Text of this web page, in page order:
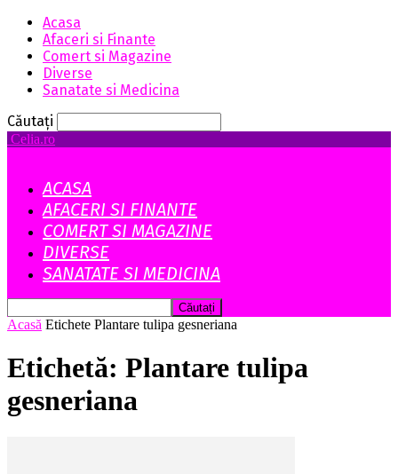
Acasa
Afaceri si Finante
Comert si Magazine
Diverse
Sanatate si Medicina
Căutați
Celia.ro
ACASA
AFACERI SI FINANTE
COMERT SI MAGAZINE
DIVERSE
SANATATE SI MEDICINA
Acasă Etichete Plantare tulipa gesneriana
Etichetă: Plantare tulipa
gesneriana